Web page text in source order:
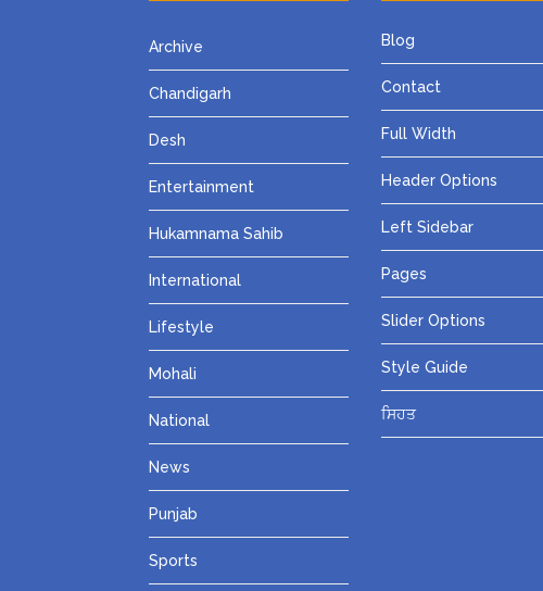
Archive
Chandigarh
Desh
Entertainment
Hukamnama Sahib
International
Lifestyle
Mohali
National
News
Punjab
Sports
Blog
Contact
Full Width
Header Options
Left Sidebar
Pages
Slider Options
Style Guide
ਸਿਹਤ